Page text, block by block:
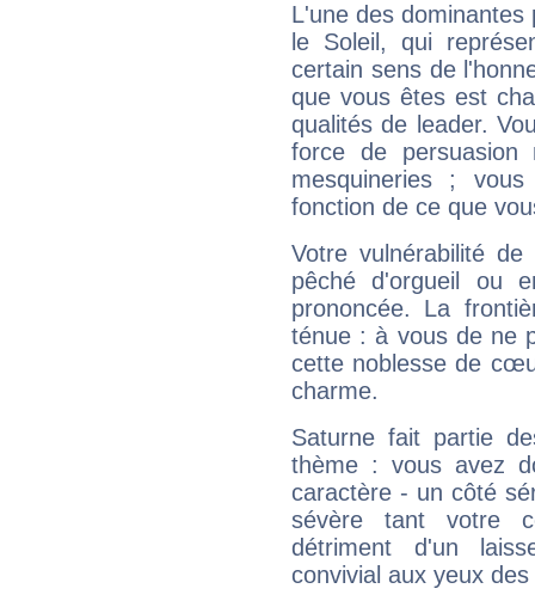
L'une des
le Soleil, qui
certain sens de
que vous êtes est
qualités de leader.
force de
mesquineries ;
fonction de ce que
Votre vulnérabilité
pêché d'orgueil ou
prononcée. La
ténue : à vous de ne
cette noblesse de
charme.
Saturne fait partie
thème : vous avez
caractère - un côté
sévère tant votre
détriment d'un
convivial aux yeux